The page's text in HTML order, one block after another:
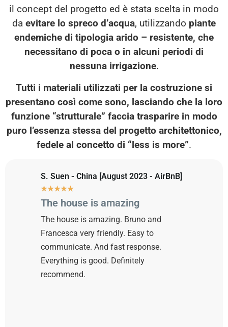
il concept del progetto ed è stata scelta in modo
da evitare lo spreco d’acqua, utilizzando piante
endemiche di tipologia arido – resistente, che
necessitano di poca o in alcuni periodi di
nessuna irrigazione.
Tutti i materiali utilizzati per la costruzione si
presentano così come sono, lasciando che la loro
funzione “strutturale” faccia trasparire in modo
puro l’essenza stessa del progetto architettonico,
fedele al concetto di “less is more”.
S. Suen - China [August 2023 - AirBnB]
★★★★★
The house is amazing
The house is amazing. Bruno and
Francesca very friendly. Easy to
communicate. And fast response.
Everything is good. Definitely
recommend.